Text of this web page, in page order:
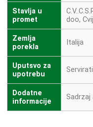
Stavlja u
promet
doo,
Zemlja
porekla
Italija
Uputsvo za
upotrebu
Dodatne
informacije
Sadrzaj